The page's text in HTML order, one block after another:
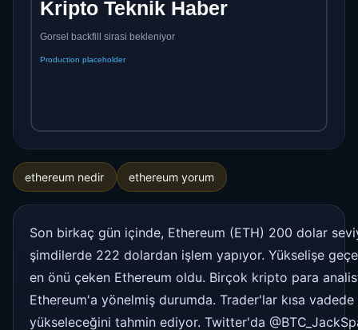
ethereum nedir ethereum yorum
Son birkaç gün içinde, Ethereum (ETH) 200 dolar
şimdilerde 222 dolardan işlem yapıyor. Yükselişe
en önü çeken Ethereum oldu. Birçok kripto para
Ethereum'a yönelmiş durumda. Trader'lar kısa vadede
yükseleceğini tahmin ediyor. Twitter'da